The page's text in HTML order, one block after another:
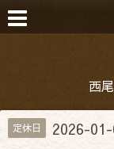
西
定休日 2026-